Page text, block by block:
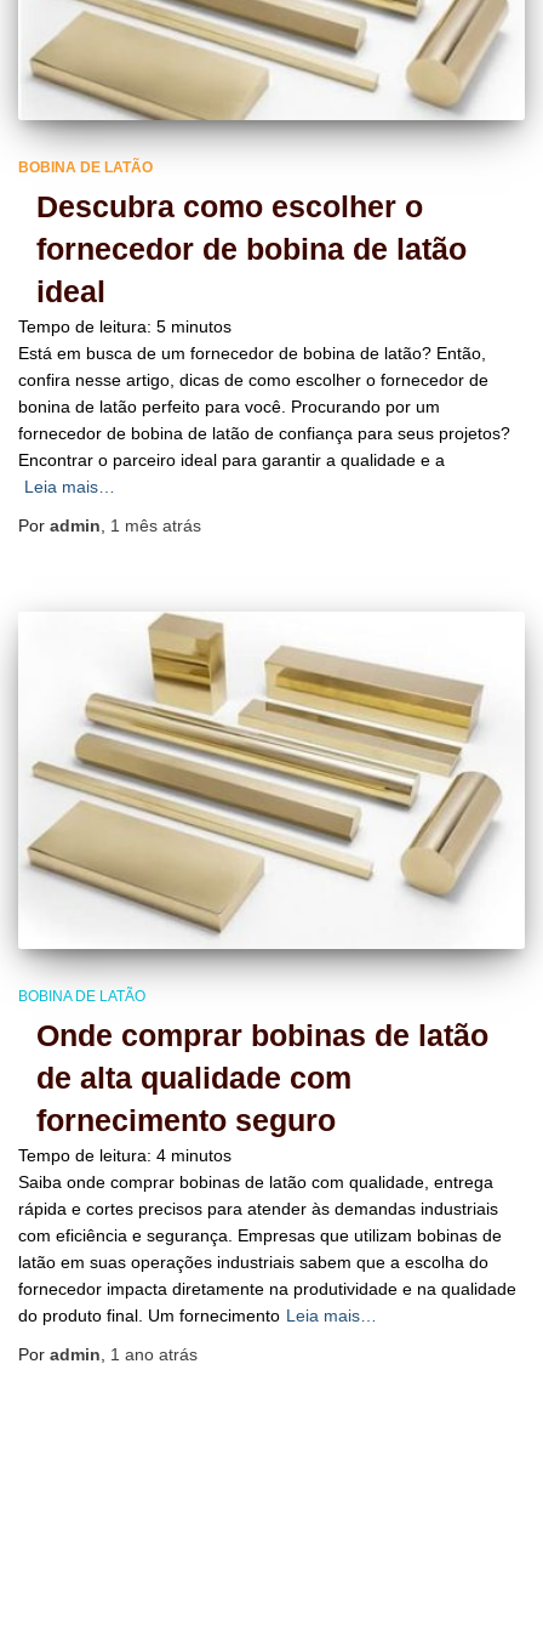
BOBINA DE LATÃO
Descubra como escolher o
fornecedor de bobina de latão
ideal
Tempo de leitura: 5 minutos
Está em busca de um fornecedor de bobina de latão? Então,
confira nesse artigo, dicas de como escolher o fornecedor de
bonina de latão perfeito para você. Procurando por um
fornecedor de bobina de latão de confiança para seus projetos?
Encontrar o parceiro ideal para garantir a qualidade e a
Leia mais…
Por admin 1 mês atrás
BOBINA DE LATÃO
Onde comprar bobinas de latão
de alta qualidade com
fornecimento seguro
Tempo de leitura: 4 minutos
Saiba onde comprar bobinas de latão com qualidade, entrega
rápida e cortes precisos para atender às demandas industriais
com eficiência e segurança. Empresas que utilizam bobinas de
latão em suas operações industriais sabem que a escolha do
fornecedor impacta diretamente na produtividade e na qualidade
do produto final. Um fornecimento Leia mais…
Por admin, 1 ano atrás